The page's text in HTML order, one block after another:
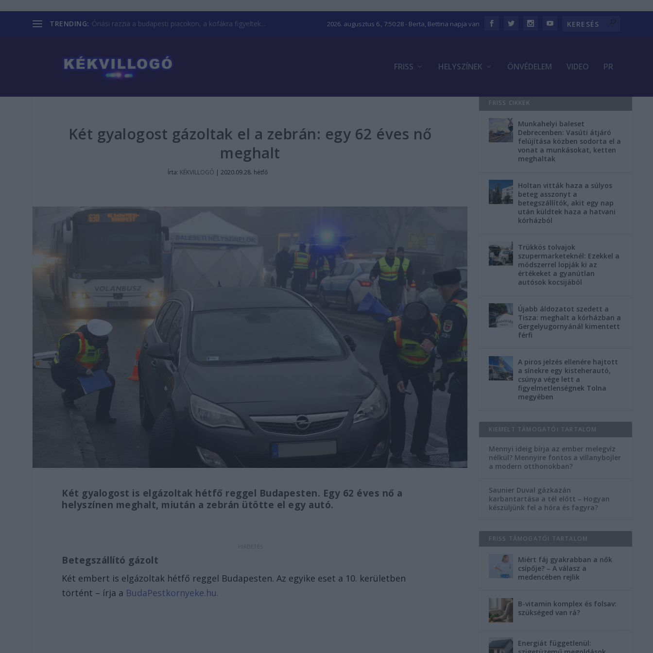
TRENDING: Óriási razzia a budapesti piacokon, a kofákra figyeltek... 2026. augusztus 6., 7:50:29- Berta, Bettina napja van
FRISS HELYSZÍNEK ÖNVÉDELEM VIDEO PR
Két gyalogost gázoltak el a zebrán: egy 62 éves nő
meghalt
Írta: KÉKVILLOGÓ |2020.09.28. hétfő
Két gyalogost is elgázoltak hétfő reggel Budapesten. Egy 62 éves nő a
helyszínen meghalt, miután a zebrán ütötte el egy autó.
Betegszállító gázolt
Két embert is elgázoltak hétfő reggel Budapesten. Az egyike eset a 10. kerületben
történt – írja a BudaPestkornyeke.hu.
FRISS CIKKEK
Munkahelyi baleset
Debrecenben: Vasúti átjáró
felújítása közben sodorta el a
vonat a munkásokat, ketten
meghaltak
Holtan vitták haza a súlyos
beteg asszonyt a
betegszállítók, akit egy nap
után küldtek haza a hatvani
kórházból
Trükkös tolvajok
szupermarketeknél: Ezekkel a
módszerrel lopják ki az
értékeket a gyanútlan
autósok kocsijából
Újabb áldozatot szedett a
Tisza: meghalt a kórházban a
Gergelyugornyánál kimentett
férfi
A piros jelzés ellenére hajtott
a sínekre egy kisteherautó,
csúnya vége lett a
figyelmetlenségnek Tolna
megyében
KIEMELT TÁMOGATÓI TARTALOM
Mennyi ideig bírja az ember melegvíz
nélkül? Mennyire fontos a villanybojler
a modern otthonokban?
Saunier Duval gázkazán
karbantartása a tél előtt – Hogyan
készüljünk fel a hóra és fagyra?
FRISS TÁMOGATÓI TARTALOM
Miért fáj gyakrabban a nők
csípője? – A válasz a
medencében rejlik
B-vitamin komplex és folsav:
szükséged van rá?
Energiát függetlenül: